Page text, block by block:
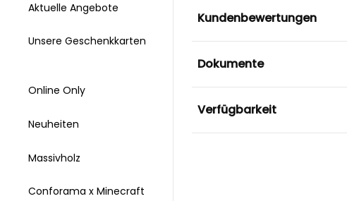
Aktuelle Angebote
Unsere Geschenkkarten
Online Only
Neuheiten
Massivholz
Conforama x Minecraft
Kundenbewertungen
Dokumente
Verfügbarkeit